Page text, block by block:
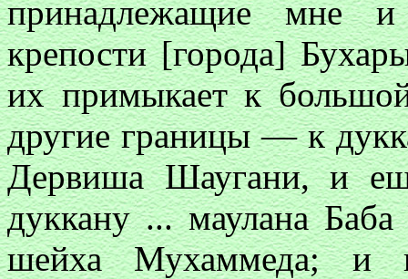
принадлежащие мне и
крепости [города]
их примыкает к
другие границы — к
Дервиша Шаугани, и
дуккану ... маулана
шейха Мухаммеда; и